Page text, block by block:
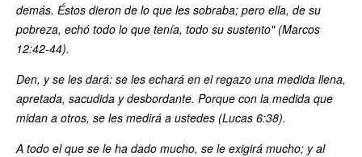
demás. Éstos dieron de lo que les sobraba; pero ella, de su
pobreza, echó todo lo que tenía, todo su sustento" (Marcos
12:42-44).
Den, y se les dará: se les echará en el regazo una medida llena,
apretada, sacudida y desbordante. Porque con la medida que
midan a otros, se les medirá a ustedes (Lucas 6:38).
A todo el que se le ha dado mucho, se le exigirá mucho; y al